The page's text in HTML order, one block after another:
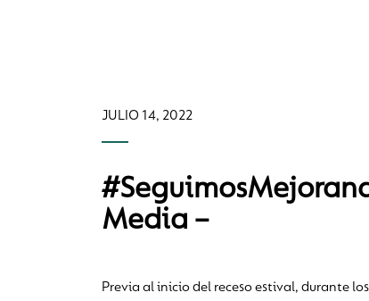
JULIO 14, 2022
Media –
Previa al inicio del receso estival, durante